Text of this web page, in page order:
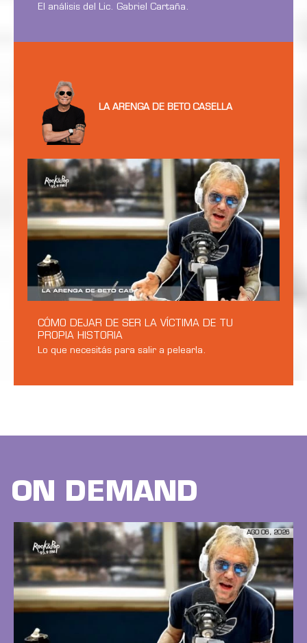
El análisis del Lic. Gabriel Cartaña.
LA ARENGA DE BETO CASELLA
CÓMO DEJAR DE SER LA VÍCTIMA DE TU
PROPIA HISTORIA
Lo que necesitás para salir a pelearla.
ON DEMAND
AGO 06, 2026